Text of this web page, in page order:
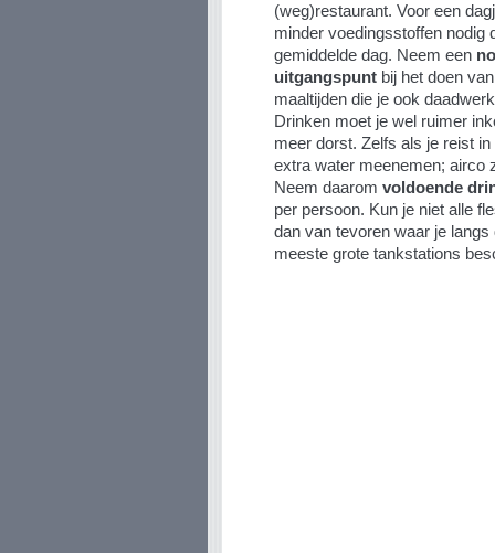
(weg)restaurant. Voor een
minder voedingsstoffen nodig
gemiddelde dag. Neem een
uitgangspunt bij het doen
maaltijden die je ook
Drinken moet je wel ruimer
meer dorst. Zelfs als je reist
extra water meenemen; airco
Neem daarom voldoende
per persoon. Kun je niet alle
dan van tevoren waar je
meeste grote tankstations